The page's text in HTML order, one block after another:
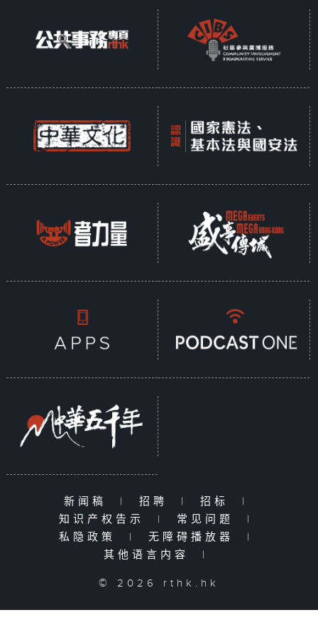
新闻稿 | 招聘 | 招标
|
知识产权告示
| 常见问题
|
私隐政策
| 无障碍播放器
|
其他语言内容
|
© 2026 rthk.hk